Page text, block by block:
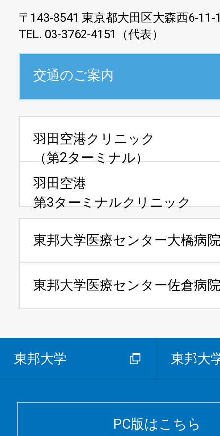
〒143-8541 東京都大田区大森西6-11-
TEL. 03-3762-4151（代表）
交通のご案内
羽田空港クリニック
（第2ターミナル）
羽田空港
第3ターミナルクリニック
東邦大学医療センター大橋病
東邦大学医療センター佐倉病
東邦大学 東邦大
PC版はこちら